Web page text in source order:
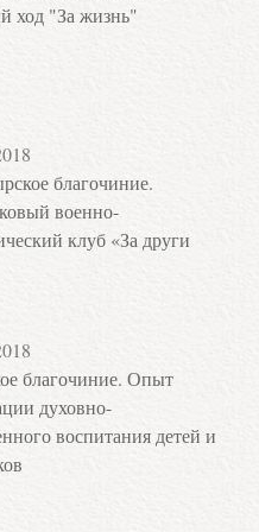
ход "За жизнь"
благочиние.
военно-
клуб «За други
благочиние. Опыт
духовно-
воспитания детей и